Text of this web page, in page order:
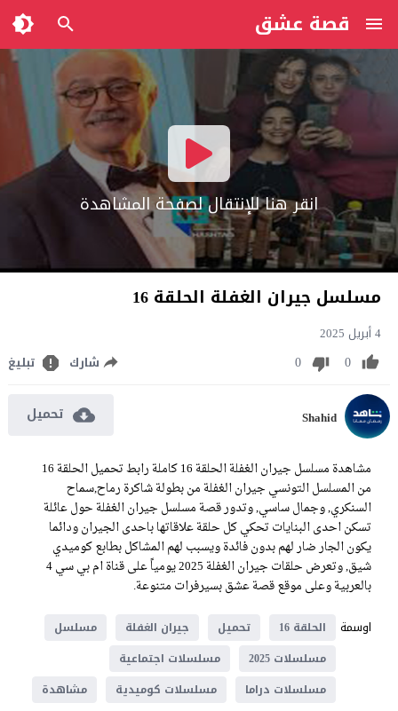
قصة عشق
انقر هنا للإنتقال لصفحة المشاهدة
مسلسل جيران الغفلة الحلقة 16
4 أبريل 2025
0
0 شارك تبليغ
Shahid تحميل
مشاهدة مسلسل جيران الغفلة الحلقة 16 كاملة رابط تحميل الحلقة 16
من المسلسل التونسي جيران الغفلة من بطولة شاكرة رماح,سماح
السنكري, وجمال ساسي, وتدور قصة مسلسل جيران الغفلة حول عائلة
تسكن احدى البنايات تحكي كل حلقة علاقاتها باحدى الجيران ودائما
يكون الجار ضار لهم بدون فائدة ويسبب لهم المشاكل بطابع كوميدي
شيق, وتعرض حلقات جيران الغفلة 2025 يومياً على قناة ام بي سي 4
بالعربية وعلى موقع قصة عشق بسيرفرات متنوعة.
اوسمة
الحلقة 16 تحميل جيران الغفلة
مسلسل
مسلسلات 2025
مسلسلات اجتماعية
مسلسلات دراما
مسلسلات كوميدية مشاهدة